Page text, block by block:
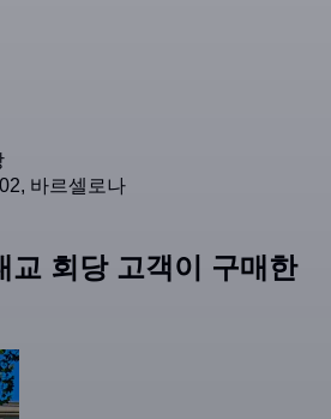
바르셀로나
교 회당 고객이 구매한